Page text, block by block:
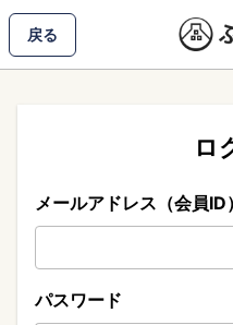
戻る
ロ
メールアドレス（会員ID）
パスワード